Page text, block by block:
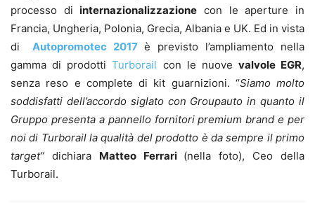
processo diinternazionalizzazione con le aperture in
Francia, Ungheria, Polonia, Grecia, Albania e UK. Ed in vista
di
Autopromotec 2017è previsto l’ampliamento nella
gamma di prodottiTurborail con le nuove valvole EGR,
senza reso e complete di kit guarnizioni. “Siamo molto
soddisfatti dell’accordo siglato con Groupauto in quanto il
Gruppo presenta a pannello fornitori premium brand e per
noi di Turborail la qualità del prodotto è da sempre il primo
target” dichiara Matteo Ferrari (nella foto), Ceo della
Turborail.